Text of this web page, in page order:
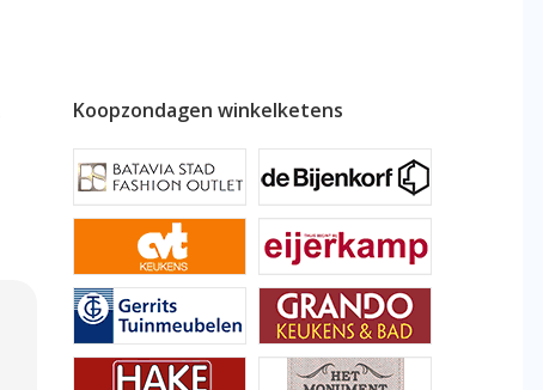
Koopzondagen winkelketens